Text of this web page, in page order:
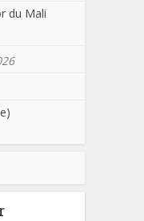
du Mali